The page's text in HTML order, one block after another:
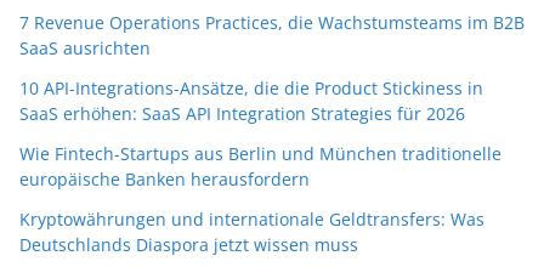
7 Revenue Operations Practices, die Wachstumsteams im B2B
SaaS ausrichten
10 API-Integrations-Ansätze, die die Product Stickiness in
SaaS erhöhen: SaaS API Integration Strategies für 2026
Wie Fintech-Startups aus Berlin und München traditionelle
europäische Banken herausfordern
Kryptowährungen und internationale Geldtransfers: Was
Deutschlands Diaspora jetzt wissen muss